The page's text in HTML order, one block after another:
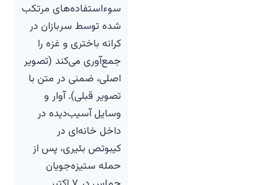
سوءاستفاده‌های مرتکب
شده توسط سربازان در
کرانه باختری و غزه را
جمع‌آوری می‌کند (تصویر
اصلی، ضمنی در متن با
تصویر قبلی). آوار و
وسایل آسیب‌دیده در
داخل خانه‌ای در
کیبوتص بئیری، پس از
حمله ستیزه‌جویان